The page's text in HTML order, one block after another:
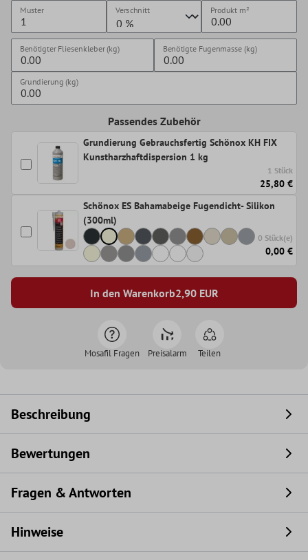
Muster Verschnitt Produkt m²
Benötigter Fliesenkleber (kg) Benötigte Fugenmasse (kg)
Grundierung (kg)
Passendes Zubehör
Grundierung Gebrauchsfertig Schönox KH FIX
Kunstharzhaftdispersion 1 kg
1 Stück
25,80 €
Schönox ES Bahamabeige Fugendicht- Silikon
(300ml)
0 Stück(e)
0,00 €
In den Warenkorb2,90EUR
Mosafil Fragen Preisalarm Teilen
Beschreibung
Bewertungen
Fragen & Antworten
Hinweise